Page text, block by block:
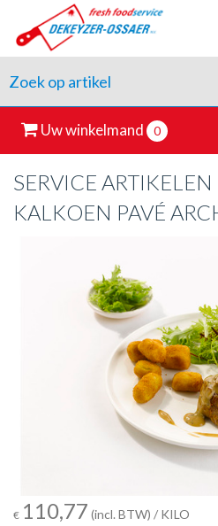
Uw winkelmand 0
SERVICE ARTIKELEN
KALKOEN PAVÉ
€ 110,77 (incl. BTW) / KILO